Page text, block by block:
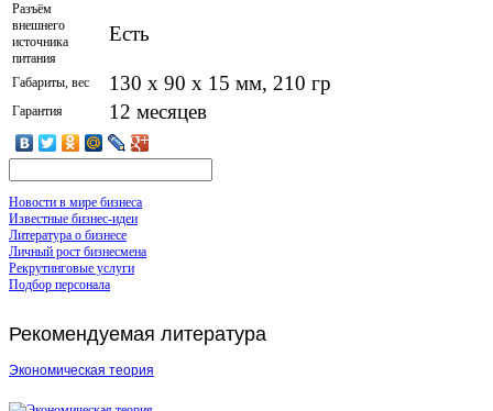
Разъём
внешнего
источника
питания
Есть
Габариты, вес 130 x 90 x 15 мм, 210 гр
Гарантия 12 месяцев
Новости в мире бизнеса
Известные бизнес-идеи
Литература о бизнесе
Личный рост бизнесмена
Рекрутинговые услуги
Подбор персонала
Рекомендуемая литература
Экономическая теория